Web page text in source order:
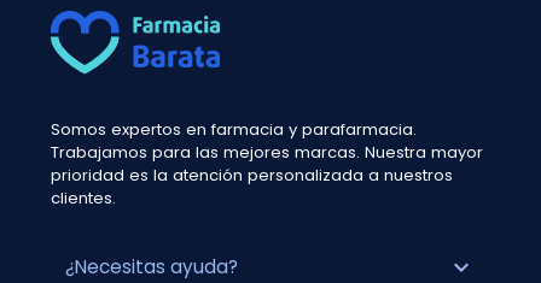
Somos expertos en farmacia y parafarmacia.
Trabajamos para las mejores marcas. Nuestra mayor
prioridad es la atención personalizada a nuestros
clientes.
¿Necesitas ayuda? expand_more